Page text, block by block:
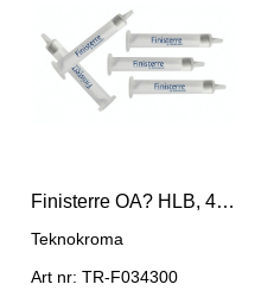
Finisterre OA? HLB, 40 um, 30mg/1ml
Teknokroma
Art nr: TR-F034300